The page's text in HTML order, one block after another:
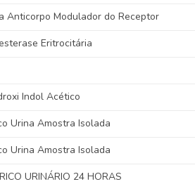
Anticorpo Modulador do Receptor
Eritrocitária
Indol Acético
Urina Amostra Isolada
Urina Amostra Isolada
URINÁRIO 24 HORAS